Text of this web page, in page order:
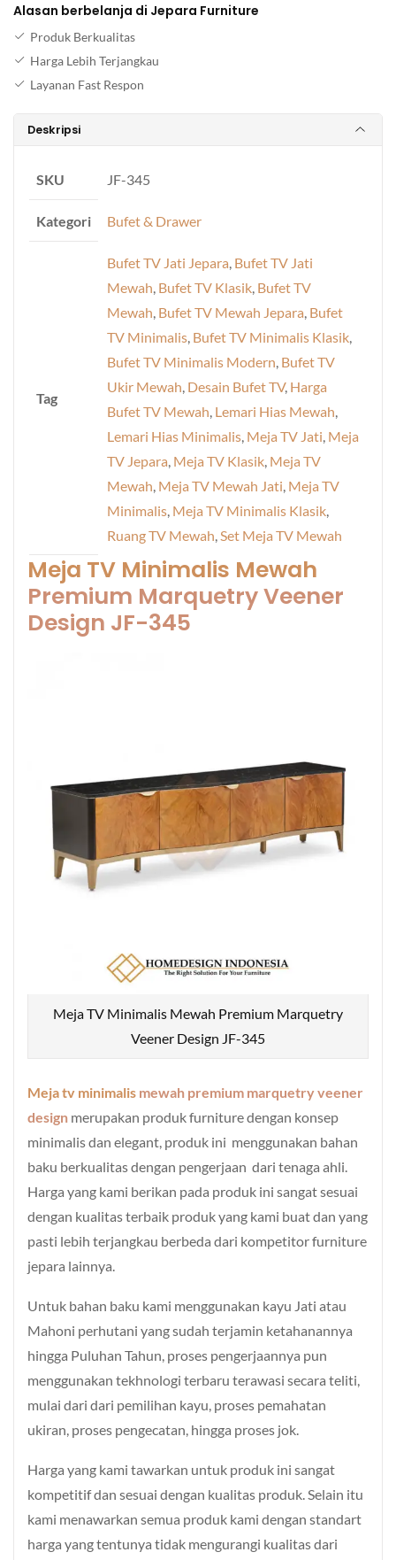
Alasan berbelanja di Jepara Furniture
Produk Berkualitas
Harga Lebih Terjangkau
Layanan Fast Respon
Deskripsi
SKU JF-345
Kategori Bufet & Drawer
Tag
Bufet TV Jati Jepara Bufet TV Jati
Mewah Bufet TV Klasik Bufet TV
Mewah Bufet TV Mewah Jepara Bufet
TV Minimalis Bufet TV Minimalis Klasik
Bufet TV Minimalis Modern Bufet TV
Ukir Mewah Desain Bufet TV, Harga
Bufet TV Mewah Lemari Hias Mewah
Lemari Hias Minimalis Meja TV Jati Meja
TV Jepara Meja TV Klasik Meja TV
Mewah Meja TV Mewah Jati Meja TV
Minimalis Meja TV Minimalis Klasik
Ruang TV Mewah Set Meja TV Mewah
Meja TV Minimalis Mewah
Premium Marquetry Veener
Design JF-345
Meja TV Minimalis Mewah Premium Marquetry
Veener Design JF-345
Meja tv minimalis mewah premium marquetry veener
design merupakan produk furniture dengan konsep
minimalis dan elegant, produk ini menggunakan bahan
baku berkualitas dengan pengerjaan dari tenaga ahli.
Harga yang kami berikan pada produk ini sangat sesuai
dengan kualitas terbaik produk yang kami buat dan yang
pasti lebih terjangkau berbeda dari kompetitor furniture
jepara lainnya.
Untuk bahan baku kami menggunakan kayu Jati atau
Mahoni perhutani yang sudah terjamin ketahanannya
hingga Puluhan Tahun, proses pengerjaannya pun
menggunakan tekhnologi terbaru terawasi secara teliti,
mulai dari dari pemilihan kayu, proses pemahatan
ukiran, proses pengecatan, hingga proses jok.
Harga yang kami tawarkan untuk produk ini sangat
kompetitif dan sesuai dengan kualitas produk. Selain itu
kami menawarkan semua produk kami dengan standart
harga yang tentunya tidak mengurangi kualitas dari